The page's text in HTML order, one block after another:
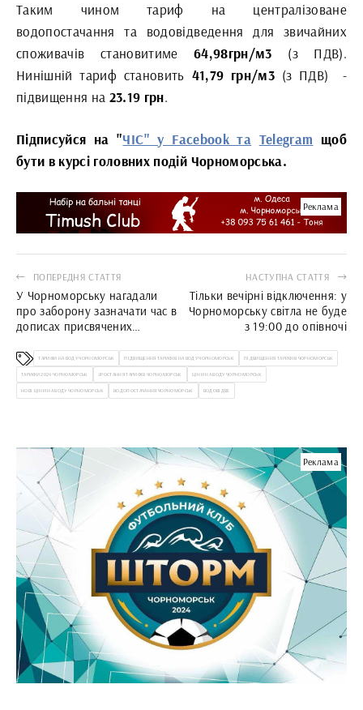
Таким чином тариф на централізоване
водопостачання та водовідведення для звичайних
споживачів становитиме 64,98грн/м3 (з ПДВ).
Нинішній тариф становить 41,79 грн/м3(з ПДВ)
-
підвищення на 23.19 грн.
Підписуйся на "ЧІС" у Facebook та Telegram щоб
бути в курсі головних подій Чорноморська.
Реклама
ПОПЕРЕДНЯ СТАТТЯ
У Чорноморську нагадали
про заборону зазначати час в
дописах присвячених
України
НАСТУПНА СТАТТЯ
Тільки вечірні відключення: у
Чорноморську світла не буде
з 19:00 до опівночі
ТАРИФИ НА ВОДУ ЧОРНОМОРСЬК ПІДВИЩЕННЯ ТАРИФІВ НА ВОДУ ЧОРНОМОРСЬК ПІДВИЩЕННЯ ТАРИФІВ ЧОРНОМОРСЬК
ТАРИФИ 2024 ЧОРНОМОРСЬК ЗРОСТАННЯ ТАРИФІВ ЧОРНОМОРСЬК ЦІНИ НА ВОДУ ЧОРНОМОРСЬК
НОВІ ЦІНИ НА ВОДУ ЧОРНОМОРСЬК ВОДОПОСТАЧАННЯ ЧОРНОМОРСЬК ВОДОВІДВЕ
Реклама